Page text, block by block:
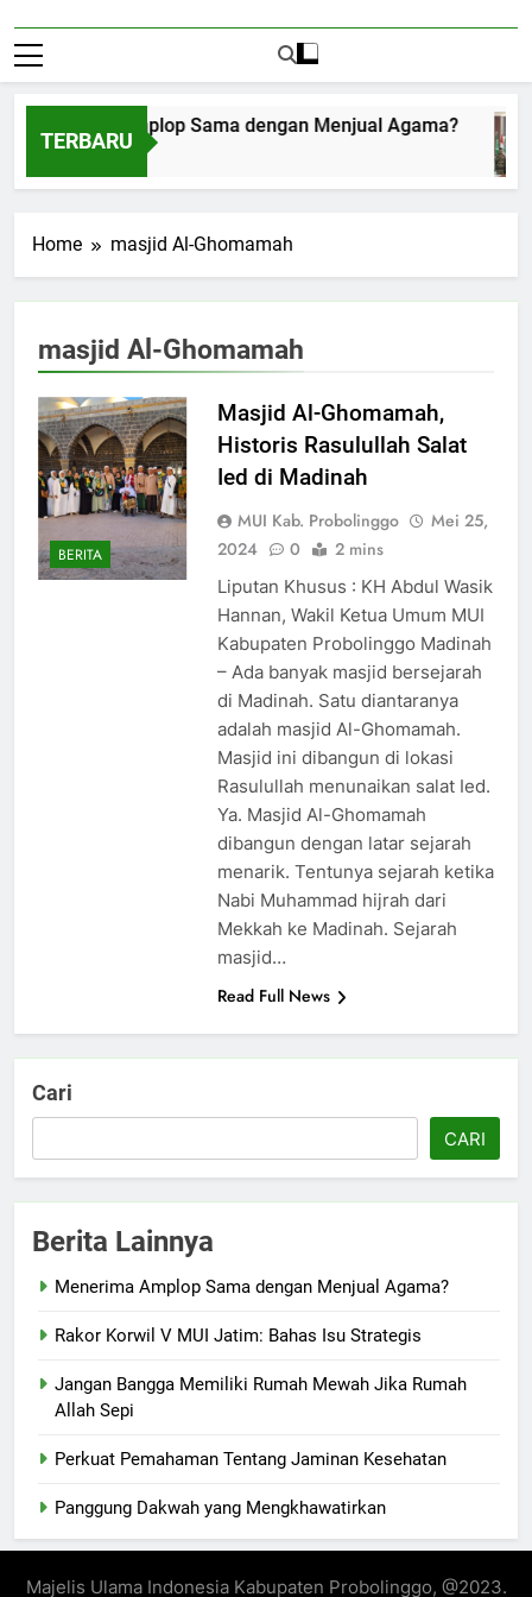
TERBARU
Menerima Amplop Sama dengan Menjual Agama?
Agustus 1, 2026
Home masjid Al-Ghomamah
masjid Al-Ghomamah
BERITA
Masjid Al-Ghomamah,
Historis Rasulullah Salat
Ied di Madinah
MUI Kab. Probolinggo
Mei 25,
2024
0 2 mins
Liputan Khusus : KH Abdul Wasik
Hannan, Wakil Ketua Umum MUI
Kabupaten Probolinggo Madinah
– Ada banyak masjid bersejarah
di Madinah. Satu diantaranya
adalah masjid Al-Ghomamah.
Masjid ini dibangun di lokasi
Rasulullah menunaikan salat Ied.
Ya. Masjid Al-Ghomamah
dibangun dengan latar sejarah
menarik. Tentunya sejarah ketika
Nabi Muhammad hijrah dari
Mekkah ke Madinah. Sejarah
masjid…
Read Full News
Cari
CARI
Berita Lainnya
Menerima Amplop Sama dengan Menjual Agama?
Rakor Korwil V MUI Jatim: Bahas Isu Strategis
Jangan Bangga Memiliki Rumah Mewah Jika Rumah
Allah Sepi
Perkuat Pemahaman Tentang Jaminan Kesehatan
Panggung Dakwah yang Mengkhawatirkan
Majelis Ulama Indonesia Kabupaten Probolinggo, @2023.